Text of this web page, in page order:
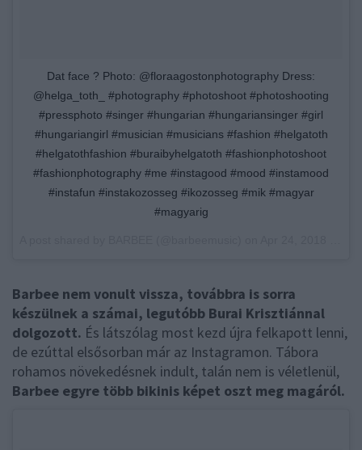
Dat face ? Photo: @floraagostonphotography Dress:
@helga_toth_ #photography #photoshoot #photoshooting
#pressphoto #singer #hungarian #hungariansinger #girl
#hungariangirl #musician #musicians #fashion #helgatoth
#helgatothfashion #buraibyhelgatoth #fashionphotoshoot
#fashionphotography #me #instagood #mood #instamood
#instafun #instakozosseg #ikozosseg #mik #magyar
#magyarig
Barbee nem vonult vissza, továbbra is sorra
készülnek a számai, legutóbb Burai Krisztiánnal
dolgozott. És látszólag most kezd újra felkapott lenni,
de ezúttal elsősorban már az Instagramon. Tábora
rohamos növekedésnek indult, talán nem is véletlenül,
Barbee egyre több bikinis képet oszt meg magáról.